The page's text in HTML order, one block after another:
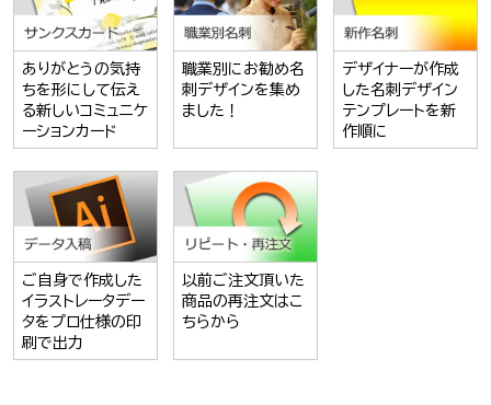
ありがとうの気持
ちを形にして伝え
る新しいコミュニケ
ーションカード
職業別にお勧め名
刺デザインを集め
ました！
デザイナーが作成
した名刺デザイン
テンプレートを新
作順に
ご自身で作成した
イラストレータデー
タをプロ仕様の印
刷で出力
以前ご注文頂いた
商品の再注文はこ
ちらから